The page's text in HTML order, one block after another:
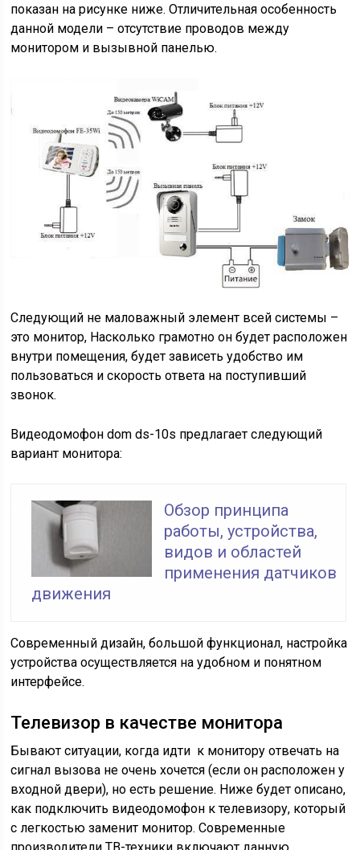
показан на рисунке ниже. Отличительная особенность
данной модели – отсутствие проводов между
монитором и вызывной панелью.
Следующий не маловажный элемент всей системы –
это монитор, Насколько грамотно он будет расположен
внутри помещения, будет зависеть удобство им
пользоваться и скорость ответа на поступивший
звонок.
Видеодомофон dom ds-10s предлагает следующий
вариант монитора:
Обзор принципа
работы, устройства,
видов и областей
применения датчиков
движения
Современный дизайн, большой функционал, настройка
устройства осуществляется на удобном и понятном
интерфейсе.
Телевизор в качестве монитора
Бывают ситуации, когда идти к монитору отвечать на
сигнал вызова не очень хочется (если он расположен у
входной двери), но есть решение. Ниже будет описано,
как подключить видеодомофон к телевизору, который
с легкостью заменит монитор. Современные